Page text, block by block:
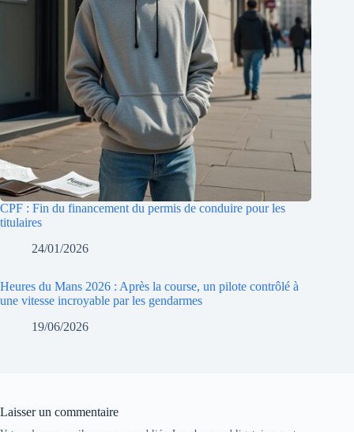
CPF : Fin du financement du permis de conduire pour les
titulaires
24/01/2026
Heures du Mans 2026 : Après la course, un pilote contrôlé à
une vitesse incroyable par les gendarmes
19/06/2026
Laisser un commentaire